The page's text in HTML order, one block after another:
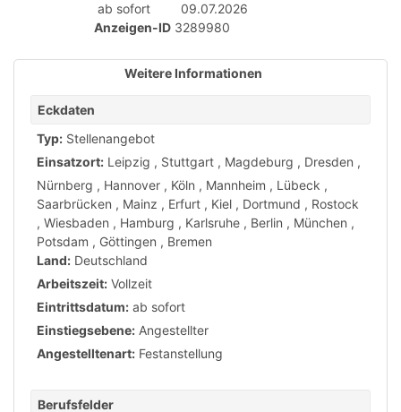
ab sofort
09.07.2026
Anzeigen-ID 3289980
Weitere Informationen
Eckdaten
Typ: Stellenangebot
Einsatzort: Leipzig , Stuttgart , Magdeburg , Dresden ,
Nürnberg , Hannover , Köln , Mannheim , Lübeck ,
Saarbrücken , Mainz , Erfurt , Kiel , Dortmund , Rostock
, Wiesbaden , Hamburg , Karlsruhe , Berlin , München ,
Potsdam , Göttingen , Bremen
Land: Deutschland
Arbeitszeit: Vollzeit
Eintrittsdatum: ab sofort
Einstiegsebene: Angestellter
Angestelltenart: Festanstellung
Berufsfelder